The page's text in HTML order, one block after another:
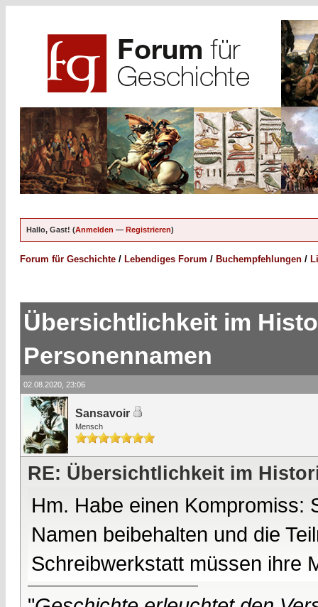
Hallo, Gast! (Anmelden — Registrieren)
Forum für Geschichte / Lebendiges Forum / Buchempfehlungen /
Übersichtlichkeit im
Personennamen
02.08.2020, 23:06
Sansavoir
Mensch
RE: Übersichtlichkeit im
Hm. Habe einen Kompromiss:
Namen beibehalten und die
Schreibwerkstatt müssen ihre